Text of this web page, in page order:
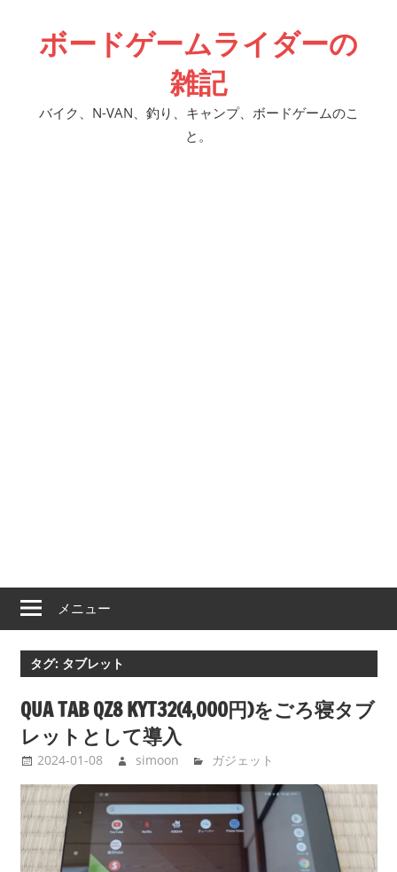
ボードゲームライダーの
雑記
バイク、N-VAN、釣り、キャンプ、ボードゲームのこ
と。
メニュー
タグ: タブレット
QUA TAB QZ8 KYT32(4,000円)をごろ寝タブ
レットとして導入
2024-01-08 simoon ガジェット